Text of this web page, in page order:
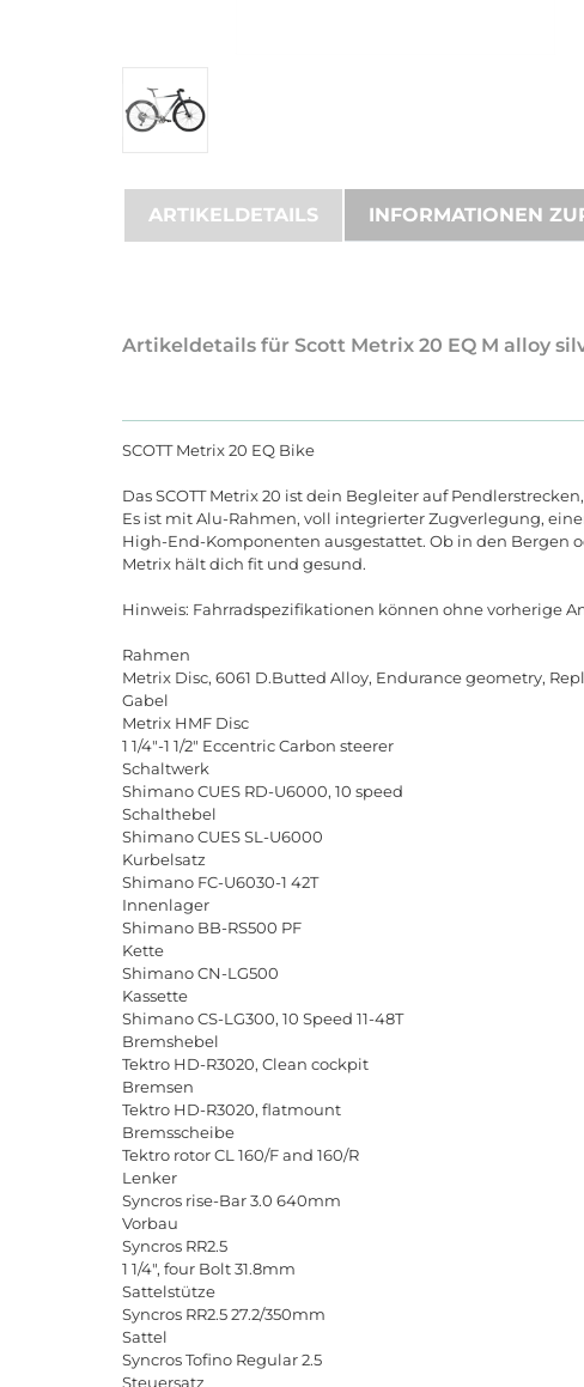
ARTIKELDETAILS INFORMATIONEN
Artikeldetails für Scott Metrix 20 EQ M alloy
SCOTT Metrix 20 EQ Bike
Das SCOTT Metrix 20 ist dein Begleiter auf
Es ist mit Alu-Rahmen, voll integrierter Zugverlegung,
High-End-Komponenten ausgestattet. Ob in den Bergen
Metrix hält dich fit und gesund.
Hinweis: Fahrradspezifikationen können ohne vorherige
Rahmen
Metrix Disc, 6061 D.Butted Alloy, Endurance geometry,
Gabel
Metrix HMF Disc
1 1/4"-1 1/2" Eccentric Carbon steerer
Schaltwerk
Shimano CUES RD-U6000, 10 speed
Schalthebel
Shimano CUES SL-U6000
Kurbelsatz
Shimano FC-U6030-1 42T
Innenlager
Shimano BB-RS500 PF
Kette
Shimano CN-LG500
Kassette
Shimano CS-LG300, 10 Speed 11-48T
Bremshebel
Tektro HD-R3020, Clean cockpit
Bremsen
Tektro HD-R3020, flatmount
Bremsscheibe
Tektro rotor CL 160/F and 160/R
Lenker
Syncros rise-Bar 3.0 640mm
Vorbau
Syncros RR2.5
1 1/4", four Bolt 31.8mm
Sattelstütze
Syncros RR2.5 27.2/350mm
Sattel
Syncros Tofino Regular 2.5
Steuersatz